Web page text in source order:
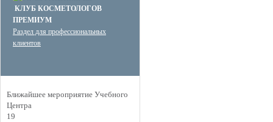
КЛУБ КОСМЕТОЛОГОВ
ПРЕМИУМ
Раздел для профессиональных
клиентов
Ближайшее мероприятие Учебного
Центра
19